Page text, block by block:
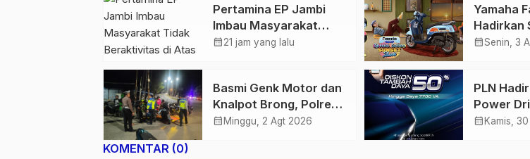
Pertamina EP Jambi
Imbau Masyarakat
Tidak Beraktivitas di
Bersama
calendar_month21 jam yang lalu
Yamaha
Hadirkan
Edition
Semakin
calendar_monthSenin, 3
Basmi Genk Motor dan
Knalpot Brong, Polres
Tanjab Barat Amankan
calendar_month Minggu, 2 Agt 2026
PLN
Power
Diskon
calendar_month Kamis,
KOMENTAR (0)